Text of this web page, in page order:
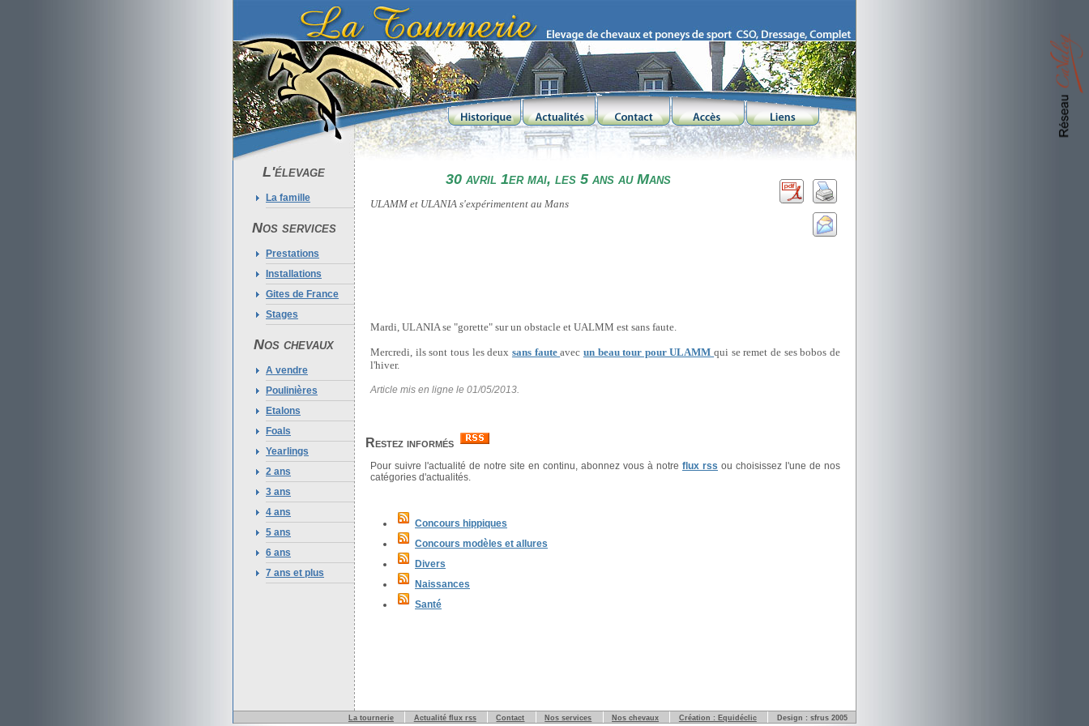
L'élevage
La famille
Nos services
Prestations
Installations
Gites de France
Stages
Nos chevaux
A vendre
Poulinières
Etalons
Foals
Yearlings
2 ans
3 ans
4 ans
5 ans
6 ans
7 ans et plus
30 avril 1er mai, les 5 ans au Mans
ULAMM et ULANIA s'expérimentent au Mans
Mardi, ULANIA se "gorette" sur un obstacle et UALMM est sans faute.
Mercredi, ils sont tous les deux sans fauteavec un beau tour pour ULAMMqui se remet de ses bobos de
l'hiver.
Article mis en ligne le 01/05/2013.
Restez informés
Pour suivre l'actualité de notre site en continu, abonnez vous à notre flux rss ou choisissez l'une de nos
catégories d'actualités.
Concours hippiques
Concours modèles et allures
Divers
Naissances
Santé
La tournerie Actualité flux rss Contact Nos services Nos chevaux Création : Equidéclic Design : sfrus 2005